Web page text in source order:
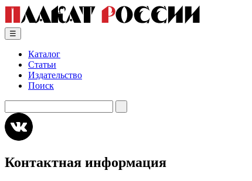
Skip
content
☰
Каталог
Статьи
Издательство
Поиск
Контактная информация